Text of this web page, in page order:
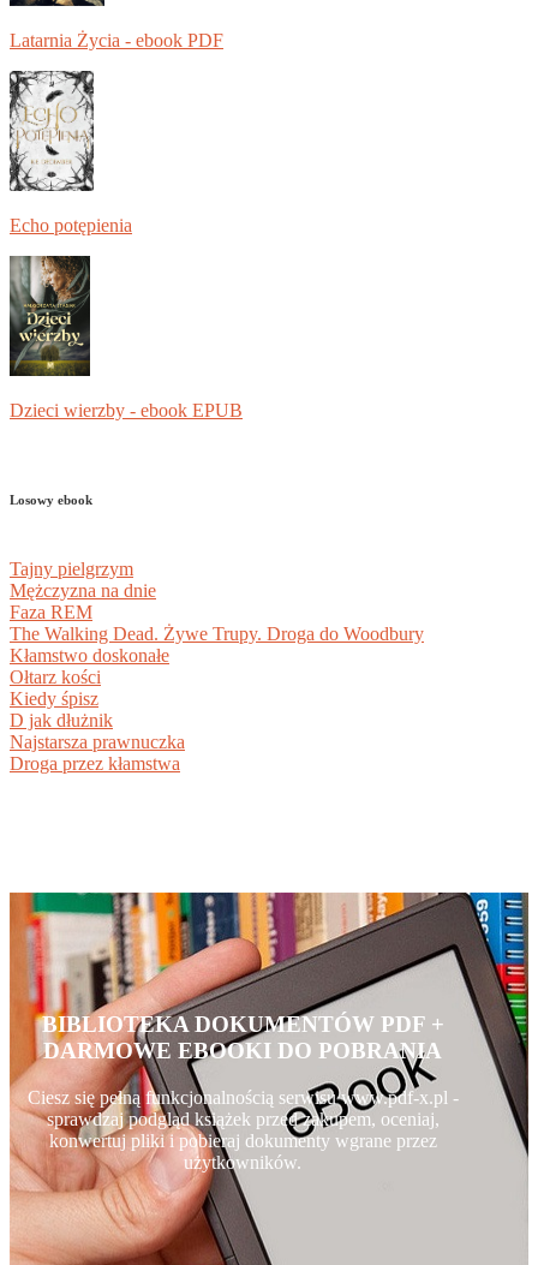
Latarnia Życia - ebook PDF
Echo potępienia
Dzieci wierzby - ebook EPUB
Losowy ebook
Tajny pielgrzym
Mężczyzna na dnie
Faza REM
The Walking Dead. Żywe Trupy. Droga do Woodbury
Kłamstwo doskonałe
Ołtarz kości
Kiedy śpisz
D jak dłużnik
Najstarsza prawnuczka
Droga przez kłamstwa
BIBLIOTEKA DOKUMENTÓW PDF +
DARMOWE EBOOKI DO POBRANIA
Ciesz się pełną funkcjonalnością serwisu www.pdf-x.pl -
sprawdzaj podgląd książek przed zakupem, oceniaj,
konwertuj pliki i pobieraj dokumenty wgrane przez
użytkowników.